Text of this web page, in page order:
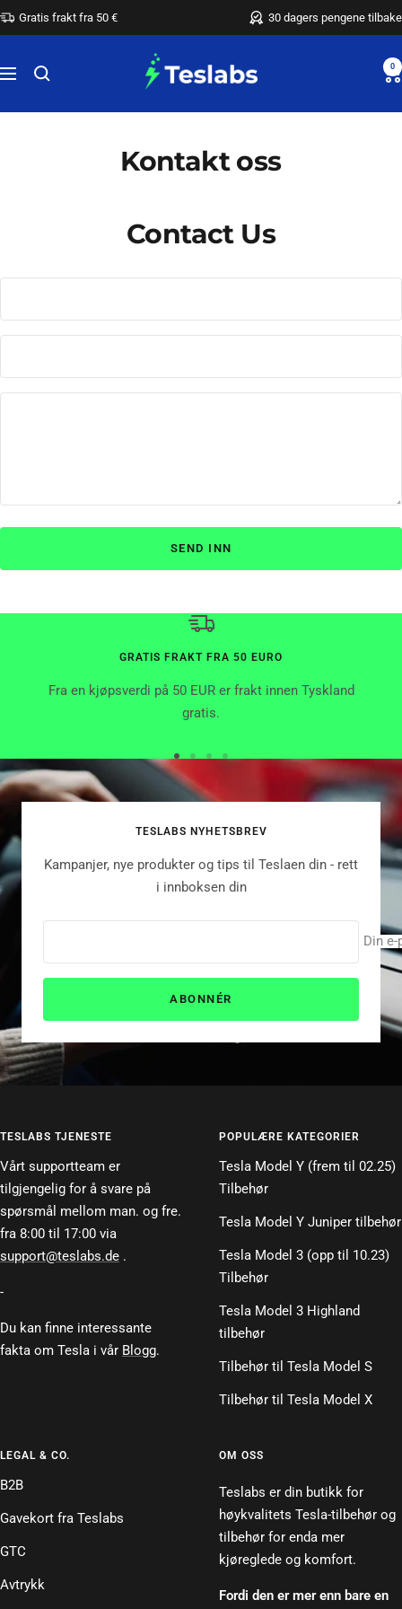
Hopp
over
Gratis frakt fra 50 € 30 dagers pengene tilbake
Meny
Teslabs 0
Kontakt oss
Contact Us
SEND INN
GRATIS FRAKT FRA 50 EURO
Fra en kjøpsverdi på 50 EUR er frakt innen Tyskland
gratis.
til til til
Gå
TESLABS NYHETSBREV
Kampanjer, nye produkter og tips til Teslaen din - rett
i innboksen din
Din
ABONNÉR
TESLABS TJENESTE
Vårt supportteam er
tilgjengelig for å svare på
spørsmål mellom man. og fre.
fra 8:00 til 17:00 via
support@teslabs.de .
-
Du kan finne interessante
fakta om Tesla i vår Blogg.
POPULÆRE KATEGORIER
Tesla Model Y (frem til 02.25)
Tilbehør
Tesla Model Y Juniper tilbehør
Tesla Model 3 (opp til 10.23)
Tilbehør
Tesla Model 3 Highland
tilbehør
Tilbehør til Tesla Model S
Tilbehør til Tesla Model X
LEGAL & CO.
B2B
Gavekort fra Teslabs
GTC
Avtrykk
OM OSS
Teslabs er din butikk for
høykvalitets Tesla-tilbehør og
tilbehør for enda mer
kjøreglede og komfort.
Fordi den er mer enn bare en